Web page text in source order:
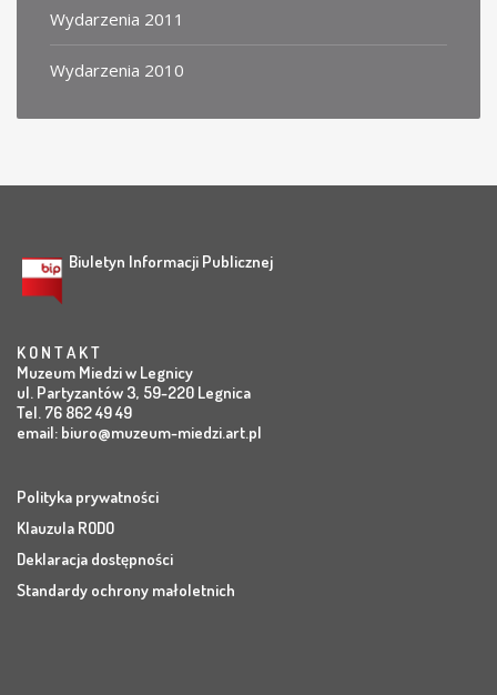
Wydarzenia 2011
Wydarzenia 2010
Biuletyn Informacji Publicznej
K O N T A K T
Muzeum Miedzi w Legnicy
ul. Partyzantów 3, 59-220 Legnica
Tel. 76 862 49 49
email: biuro@muzeum-miedzi.art.pl
Polityka prywatności
Klauzula RODO
Deklaracja dostępności
Standardy ochrony małoletnich